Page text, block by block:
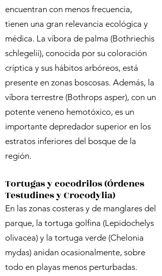
encuentran con menos frecuencia,
tienen una gran relevancia ecológica y
médica. La víbora de palma (Bothriechis
schlegelii), conocida por su coloración
críptica y sus hábitos arbóreos, está
presente en zonas boscosas. Además, la
víbora terrestre (Bothrops asper), con un
potente veneno hemotóxico, es un
importante depredador superior en los
estratos inferiores del bosque de la
región.
Tortugas y cocodrilos (Órdenes
Testudines y Crocodylia)
En las zonas costeras y de manglares del
parque, la tortuga golfina (Lepidochelys
olivacea) y la tortuga verde (Chelonia
mydas) anidan ocasionalmente, sobre
todo en playas menos perturbadas.